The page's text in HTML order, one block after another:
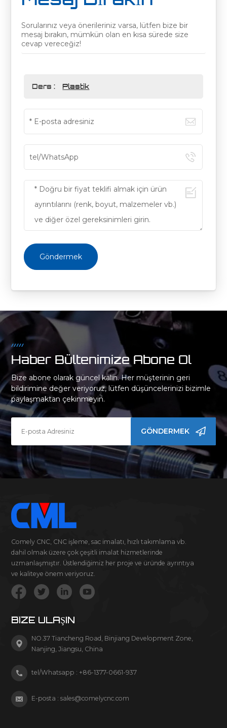
Sorularınız veya önerileriniz varsa, lütfen bize bir
mesaj bırakın, mümkün olan en kısa sürede size
cevap vereceğiz!
Ders : Plastik
Göndermek
Haber Bültenimize Abone Ol
Bize abone olarak güncel kalın. Her müşterinin geri
bildirimine değer veriyoruz, lütfen düşüncelerinizi bizimle
paylaşmaktan çekinmeyin.
GÖNDERMEK
Comely CNC, CNC işleme, sac imalatı, hızlı takımlama vb.
dahil olmak üzere çok çeşitli imalat hizmetlerinde
uzmanlaşmıştır. Üstlendiğimiz her proje ve üründe ayrıntıya
ve kaliteye önem veriyoruz.
BIZE ULAŞIN
NO.37 Tiancheng Road, Binjiang Development Zone,
Nanjing, Jiangsu, China
tel/Whatsapp : +86-1377-0661-937
E-posta :sales@comelycnc.com